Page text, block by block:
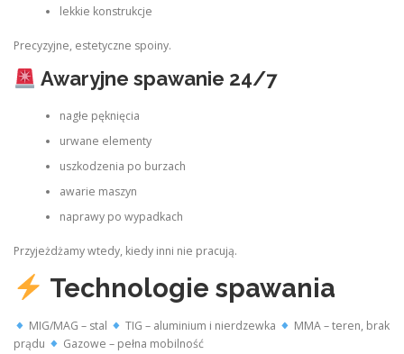
lekkie konstrukcje
Precyzyjne, estetyczne spoiny.
Awaryjne spawanie 24/7
nagłe pęknięcia
urwane elementy
uszkodzenia po burzach
awarie maszyn
naprawy po wypadkach
Przyjeżdżamy wtedy, kiedy inni nie pracują.
Technologie spawania
MIG/MAG – stal TIG – aluminium i nierdzewka
MMA – teren, brak
prądu
Gazowe – pełna mobilność